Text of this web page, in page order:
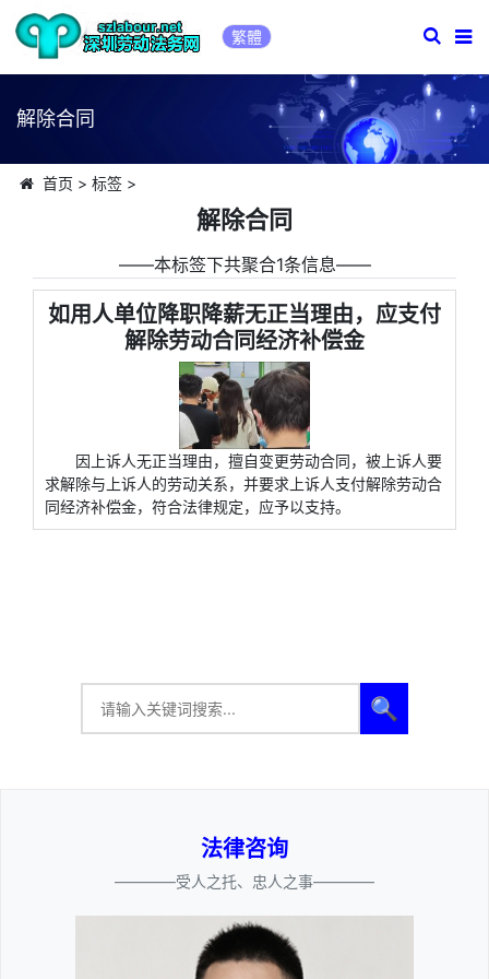
繁體
解除合同
首页 > 标签>
解除合同
――本标签下共聚合1条信息――
如用人单位降职降薪无正当理由，应支付
解除劳动合同经济补偿金
因上诉人无正当理由，擅自变更劳动合同，被上诉人要
求解除与上诉人的劳动关系，并要求上诉人支付解除劳动合
同经济补偿金，符合法律规定，应予以支持。
🔍
法律咨询
————受人之托、忠人之事————